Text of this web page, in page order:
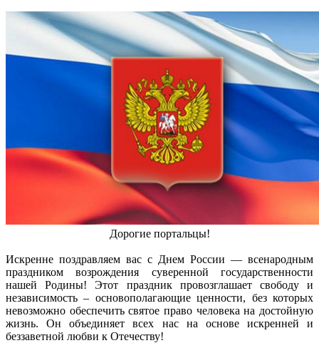
Дорогие портальцы!
Искренне поздравляем вас с Днем России — всенародным
праздником возрождения суверенной государственности
нашей Родины! Этот праздник провозглашает свободу и
независимость – основополагающие ценности, без которых
невозможно обеспечить святое право человека на достойную
жизнь. Он объединяет всех нас на основе искренней и
беззаветной любви к Отечеству!